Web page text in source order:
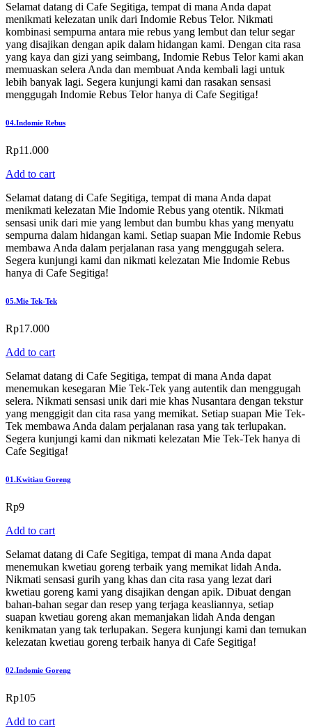
Selamat datang di Cafe Segitiga, tempat di mana Anda dapat
menikmati kelezatan unik dari Indomie Rebus Telor. Nikmati
kombinasi sempurna antara mie rebus yang lembut dan telur segar
yang disajikan dengan apik dalam hidangan kami. Dengan cita rasa
yang kaya dan gizi yang seimbang, Indomie Rebus Telor kami akan
memuaskan selera Anda dan membuat Anda kembali lagi untuk
lebih banyak lagi. Segera kunjungi kami dan rasakan sensasi
menggugah Indomie Rebus Telor hanya di Cafe Segitiga!
04.Indomie Rebus
Rp11.000
Add to cart
Selamat datang di Cafe Segitiga, tempat di mana Anda dapat
menikmati kelezatan Mie Indomie Rebus yang otentik. Nikmati
sensasi unik dari mie yang lembut dan bumbu khas yang menyatu
sempurna dalam hidangan kami. Setiap suapan Mie Indomie Rebus
membawa Anda dalam perjalanan rasa yang menggugah selera.
Segera kunjungi kami dan nikmati kelezatan Mie Indomie Rebus
hanya di Cafe Segitiga!
05.Mie Tek-Tek
Rp17.000
Add to cart
Selamat datang di Cafe Segitiga, tempat di mana Anda dapat
menemukan kesegaran Mie Tek-Tek yang autentik dan menggugah
selera. Nikmati sensasi unik dari mie khas Nusantara dengan tekstur
yang menggigit dan cita rasa yang memikat. Setiap suapan Mie Tek-
Tek membawa Anda dalam perjalanan rasa yang tak terlupakan.
Segera kunjungi kami dan nikmati kelezatan Mie Tek-Tek hanya di
Cafe Segitiga!
01.Kwitiau Goreng
Rp9
Add to cart
Selamat datang di Cafe Segitiga, tempat di mana Anda dapat
menemukan kwetiau goreng terbaik yang memikat lidah Anda.
Nikmati sensasi gurih yang khas dan cita rasa yang lezat dari
kwetiau goreng kami yang disajikan dengan apik. Dibuat dengan
bahan-bahan segar dan resep yang terjaga keasliannya, setiap
suapan kwetiau goreng akan memanjakan lidah Anda dengan
kenikmatan yang tak terlupakan. Segera kunjungi kami dan temukan
kelezatan kwetiau goreng terbaik hanya di Cafe Segitiga!
02.Indomie Goreng
Rp105
Add to cart